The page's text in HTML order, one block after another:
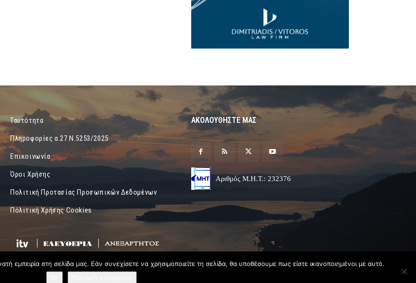
Ταυτότητα
Πληροφορίες α.27 Ν.5253/2025
Επικοινωνία
Όροι Χρήσης
Πολιτική Προτασίας Προσωπικών Δεδομένων
Πόλιτική Χρήσης Cookies
ΑΚΟΛΟΥΘΗΣΤΕ ΜΑΣ
Αριθμός Μ.Η.Τ.: 232376
εμπειρία στη σελίδα μας. Εάν συνεχίσετε να χρησιμοποιείτε τη σελίδα, θα υποθέσουμε πως είστε ικανοποιημένοι με αυτό.